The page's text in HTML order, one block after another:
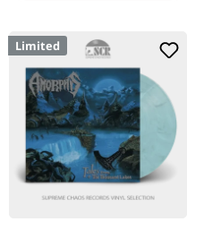
Limited